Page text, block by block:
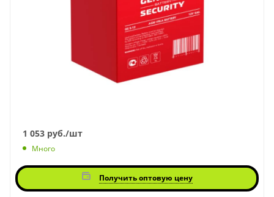
1 053 руб./шт
Много
Получить оптовую цену